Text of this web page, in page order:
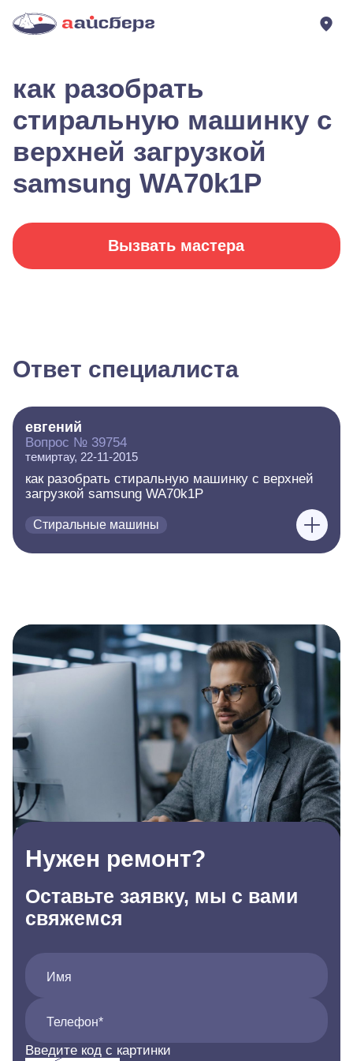
как разобрать
стиральную машинку с
верхней загрузкой
samsung WA70k1P
Вызвать мастера
Ответ специалиста
евгений
Вопрос № 39754
темиртау, 22-11-2015
как разобрать стиральную машинку с верхней
загрузкой samsung WA70k1P
Стиральные машины
Нужен ремонт?
Оставьте заявку, мы с вами
свяжемся
Имя
Телефон*
Введите код с картинки